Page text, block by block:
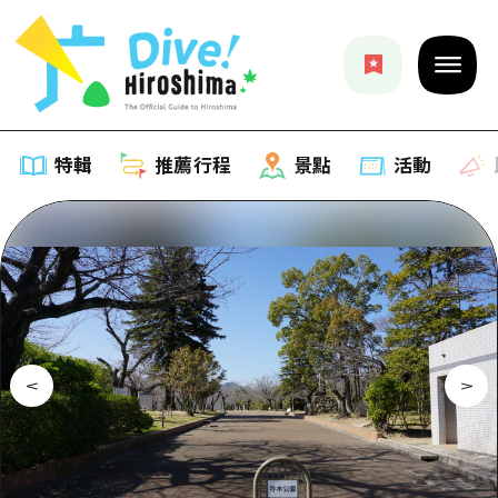
特輯 推薦行程 景點 活動
特輯
列表
推薦
藝術
活動·廟會
美食·酒水
推薦行程
列表
Dive! Hiroshima 官方向導
廣島隨意旅行
景點
列表
廣島市內
活動